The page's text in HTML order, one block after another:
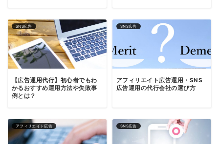
SNS広告
【広告運用代行】初心者でもわ
かるおすすめ運用方法や失敗事
例とは？
SNS広告
アフィリエイト広告運用・SNS
広告運用の代行会社の選び方
アフィリエイト広告 SNS広告